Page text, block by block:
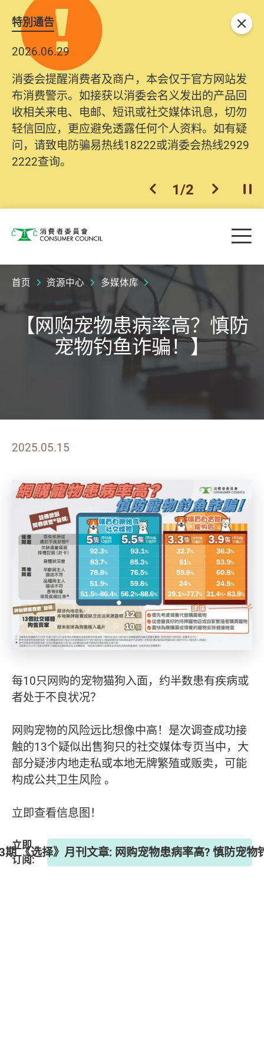
特別通告
2026.06.29
消委会提醒消费者及商户，本会仅于官方网站发
布消费警示。如接获以消委会名义发出的产品回
收相关来电、电邮、短讯或社交媒体讯息，切勿
轻信回应，更应避免透露任何个人资料。如有疑
问，请致电防骗易热线18222或消委会热线2929
2222查询。
上一个
1/2 下一个开
关闭
消费者委员会 目
首页 资源中心 多媒体库
【网购宠物患病率高？慎防
宠物钓鱼诈骗！】
2025.05.15
每10只网购的宠物猫狗入面，约半数患有疾病或
者处于不良状况？
网购宠物的风险远比想像中高！是次调查成功接
触的13个疑似出售狗只的社交媒体专页当中，大
部分疑涉内地走私或本地无牌繁殖或贩卖，可能
构成公共卫生风险 。
立即查看信息图！
立即
订阅:
期 《选择》月刊文章: 网购宠物患病率高? 慎防宠物